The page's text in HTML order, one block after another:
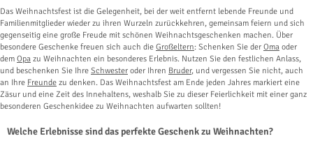
Das Weihnachtsfest ist die Gelegenheit, bei der weit entfernt lebende Freunde und
Familienmitglieder wieder zu ihren Wurzeln zurückkehren, gemeinsam feiern und sich
gegenseitig eine große Freude mit schönen Weihnachtsgeschenken machen. Über
besondere Geschenke freuen sich auch die Großeltern: Schenken Sie der Oma oder
dem Opa zu Weihnachten ein besonderes Erlebnis. Nutzen Sie den festlichen Anlass,
und beschenken Sie Ihre Schwester oder Ihren Bruder, und vergessen Sie nicht, auch
an Ihre Freunde zu denken. Das Weihnachtsfest am Ende jeden Jahres markiert eine
Zäsur und eine Zeit des Innehaltens, weshalb Sie zu dieser Feierlichkeit mit einer ganz
besonderen Geschenkidee zu Weihnachten aufwarten sollten!
Welche Erlebnisse sind das perfekte Geschenk zu Weihnachten?